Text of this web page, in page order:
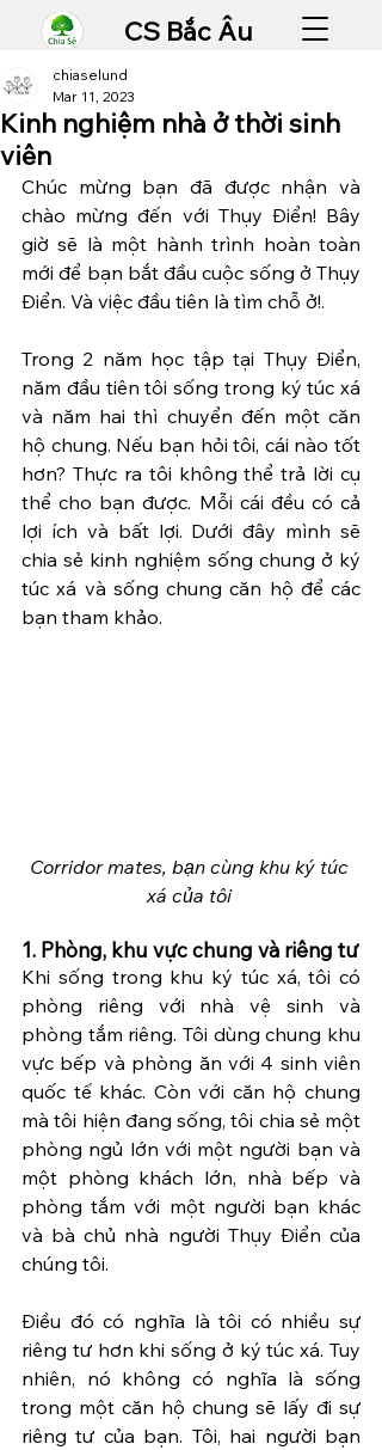
CS Bắc Âu
Kinh nghiệm nhà ở thời sinh
viên
chiaselund
Mar 11, 2023
Chúc mừng bạn đã được nhận và
chào mừng đến với Thụy Điển! Bây
giờ sẽ là một hành trình hoàn toàn
mới để bạn bắt đầu cuộc sống ở Thụy
Điển. Và việc đầu tiên là tìm chỗ ở!.
Trong 2 năm học tập tại Thụy Điển,
năm đầu tiên tôi sống trong ký túc xá
và năm hai thì chuyển đến một căn
hộ chung. Nếu bạn hỏi tôi, cái nào tốt
hơn? Thực ra tôi không thể trả lời cụ
thể cho bạn được. Mỗi cái đều có cả
lợi ích và bất lợi. Dưới đây mình sẽ
chia sẻ kinh nghiệm sống chung ở ký
túc xá và sống chung căn hộ để các
bạn tham khảo.
Corridor mates, bạn cùng khu ký túc
xá của tôi
1. Phòng, khu vực chung và riêng tư
Khi sống trong khu ký túc xá, tôi có
phòng riêng với nhà vệ sinh và
phòng tắm riêng. Tôi dùng chung khu
vực bếp và phòng ăn với 4 sinh viên
quốc tế khác. Còn với căn hộ chung
mà tôi hiện đang sống, tôi chia sẻ một
phòng ngủ lớn với một người bạn và
một phòng khách lớn, nhà bếp và
phòng tắm với một người bạn khác
và bà chủ nhà người Thụy Điển của
chúng tôi.
Điều đó có nghĩa là tôi có nhiều sự
riêng tư hơn khi sống ở ký túc xá. Tuy
nhiên, nó không có nghĩa là sống
trong một căn hộ chung sẽ lấy đi sự
riêng tư của bạn. Tôi, hai người bạn